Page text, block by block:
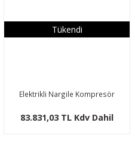
Tükendi
Elektrikli Nargile Kompresör
83.831,03 TL Kdv Dahil